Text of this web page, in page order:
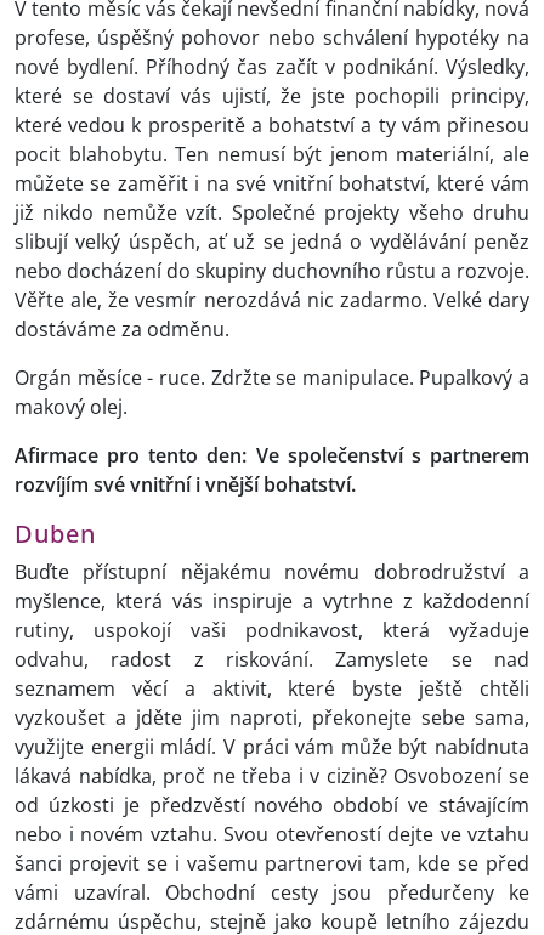
V tento měsíc vás čekají nevšední finanční nabídky, nová
profese, úspěšný pohovor nebo schválení hypotéky na
nové bydlení. Příhodný čas začít v podnikání. Výsledky,
které se dostaví vás ujistí, že jste pochopili principy,
které vedou k prosperitě a bohatství a ty vám přinesou
pocit blahobytu. Ten nemusí být jenom materiální, ale
můžete se zaměřit i na své vnitřní bohatství, které vám
již nikdo nemůže vzít. Společné projekty všeho druhu
slibují velký úspěch, ať už se jedná o vydělávání peněz
nebo docházení do skupiny duchovního růstu a rozvoje.
Věřte ale, že vesmír nerozdává nic zadarmo. Velké dary
dostáváme za odměnu.
Orgán měsíce - ruce. Zdržte se manipulace. Pupalkový a
makový olej.
Afirmace pro tento den: Ve společenství s partnerem
rozvíjím své vnitřní i vnější bohatství.
Duben
Buďte přístupní nějakému novému dobrodružství a
myšlence, která vás inspiruje a vytrhne z každodenní
rutiny, uspokojí vaši podnikavost, která vyžaduje
odvahu, radost z riskování. Zamyslete se nad
seznamem věcí a aktivit, které byste ještě chtěli
vyzkoušet a jděte jim naproti, překonejte sebe sama,
využijte energii mládí. V práci vám může být nabídnuta
lákavá nabídka, proč ne třeba i v cizině? Osvobození se
od úzkosti je předzvěstí nového období ve stávajícím
nebo i novém vztahu. Svou otevřeností dejte ve vztahu
šanci projevit se i vašemu partnerovi tam, kde se před
vámi uzavíral. Obchodní cesty jsou předurčeny ke
zdárnému úspěchu, stejně jako koupě letního zájezdu